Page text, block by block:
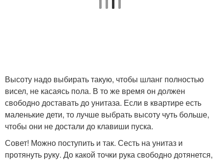
Высоту надо выбирать такую, чтобы шланг полностью
висел, не касаясь пола. В то же время он должен
свободно доставать до унитаза. Если в квартире есть
маленькие дети, то лучше выбрать высоту чуть больше,
чтобы они не достали до клавиши пуска.
Совет! Можно поступить и так. Сесть на унитаз и
протянуть руку. До какой точки рука свободно дотянется,